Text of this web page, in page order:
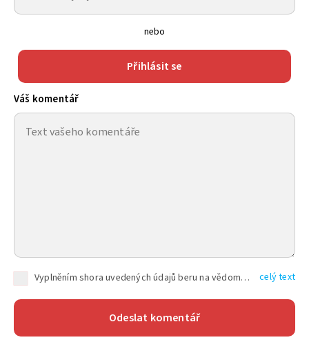
nebo
Přihlásit se
Váš komentář
Vyplněním shora uvedených údajů beru na vědomí, že společnost TEXT FACTORY s.r.o., sídlem Brno, Durďákova 336/29, Černá Pole, PSČ: 613 00, IČ: 06157831, zapsané u Krajského soudu v Brně, oddíl C, vložka 100399, bude zpracovávat mé osobní údaje uvedené v rámci mnou vyplněného registračního formuláře na základě oprávněných zájmů TEXT FACTORY s.r.o. dle čl. 6 odst. 1 písm. f) GDPR a pro splnění právních povinností (čl. 6 odst. 1 písm. c) GDPR), a to pro tyto účely: nezbytnost zajistit oprávnění návštěvníka webových stránek provozovaných společností TEXT FACTORY s.r.o. přispívat aktivně ke zveřejněným článkům nebo v rámci diskusních fór a výkon práv TEXT FACTORY s.r.o. jako administrátora těchto diskusních fór. Více informací o zpracování osobních údajů a právech lze nalézt v celý text